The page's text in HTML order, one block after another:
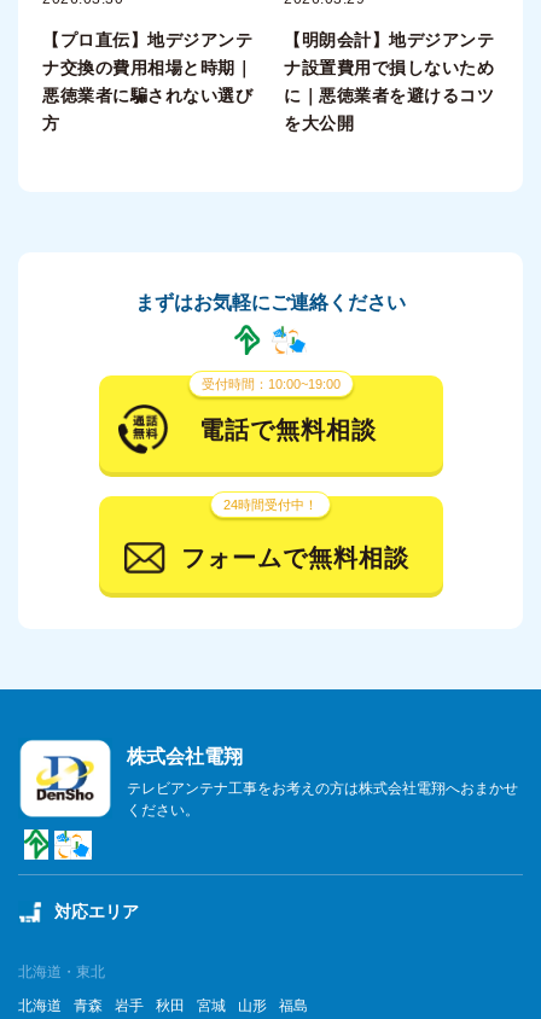
【プロ直伝】地デジアンテ
ナ交換の費用相場と時期｜
悪徳業者に騙されない選び
方
【明朗会計】地デジアンテ
ナ設置費用で損しないため
に｜悪徳業者を避けるコツ
を大公開
まずはお気軽にご連絡ください
受付時間：10:00~19:00
電話で無料相談
24時間受付中！
フォームで無料相談
株式会社電翔
テレビアンテナ工事をお考えの方は株式会社電翔へおまかせ
ください。
対応エリア
北海道・東北
北海道
青森 岩手 秋田 宮城 山形 福島